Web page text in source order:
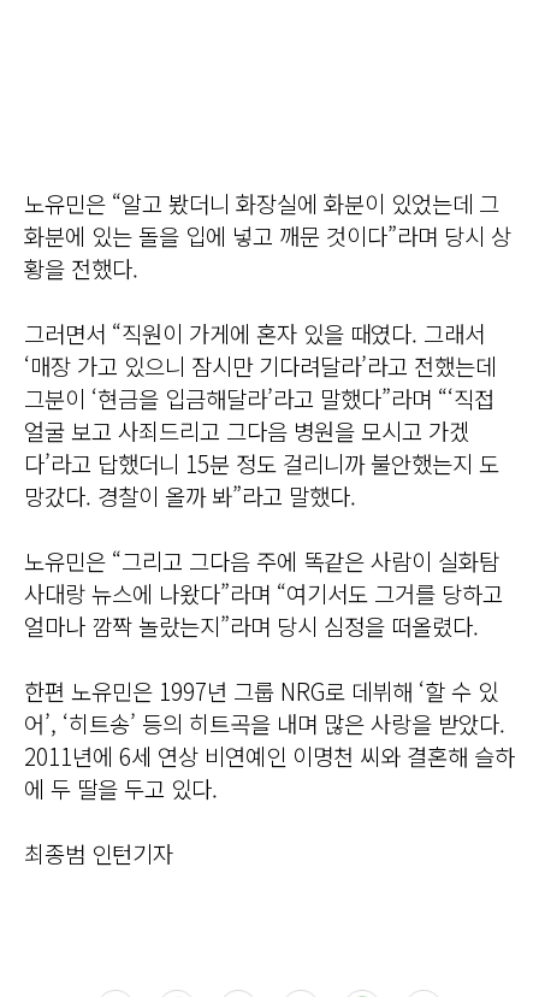
노유민은 “알고 봤더니 화장실에 화분이 있었는데 그
화분에 있는 돌을 입에 넣고 깨문 것이다”라며 당시 상
황을 전했다.
그러면서 “직원이 가게에 혼자 있을 때였다. 그래서
‘매장 가고 있으니 잠시만 기다려달라’라고 전했는데
그분이 ‘현금을 입금해달라’라고 말했다”라며 “‘직접
얼굴 보고 사죄드리고 그다음 병원을 모시고 가겠
다’라고 답했더니 15분 정도 걸리니까 불안했는지 도
망갔다. 경찰이 올까 봐”라고 말했다.
노유민은 “그리고 그다음 주에 똑같은 사람이 실화탐
사대랑 뉴스에 나왔다”라며 “여기서도 그거를 당하고
얼마나 깜짝 놀랐는지”라며 당시 심정을 떠올렸다.
한편 노유민은 1997년 그룹 NRG로 데뷔해 ‘할 수 있
어’, ‘히트송’ 등의 히트곡을 내며 많은 사랑을 받았다.
2011년에 6세 연상 비연예인 이명천 씨와 결혼해 슬하
에 두 딸을 두고 있다.
최종범 인턴기자